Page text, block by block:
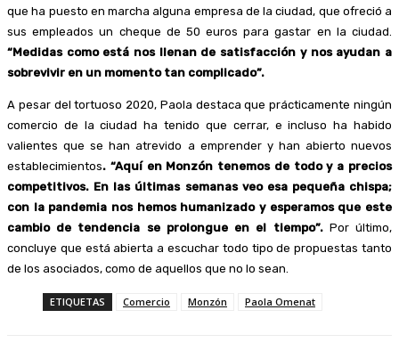
que ha puesto en marcha alguna empresa de la ciudad, que ofreció a
sus empleados un cheque de 50 euros para gastar en la ciudad.
“Medidas como está nos llenan de satisfacción y nos ayudan a
sobrevivir en un momento tan complicado”.
A pesar del tortuoso 2020, Paola destaca que prácticamente ningún
comercio de la ciudad ha tenido que cerrar, e incluso ha habido
valientes que se han atrevido a emprender y han abierto nuevos
establecimientos. “Aquí en Monzón tenemos de todo y a precios
competitivos. En las últimas semanas veo esa pequeña chispa;
con la pandemia nos hemos humanizado y esperamos que este
cambio de tendencia se prolongue en el tiempo”.Por último,
concluye que está abierta a escuchar todo tipo de propuestas tanto
de los asociados, como de aquellos que no lo sean.
ETIQUETAS Comercio Monzón Paola Omenat